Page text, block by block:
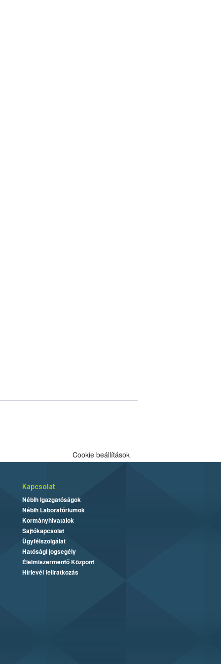
Cookie beállítások
Kapcsolat
Nébih Igazgatóságok
Nébih Laboratóriumok
Kormányhivatalok
Sajtókapcsolat
Ügyfélszolgálat
Hatósági jogsegély
Élelmiszermentő Központ
Hírlevél feliratkozás